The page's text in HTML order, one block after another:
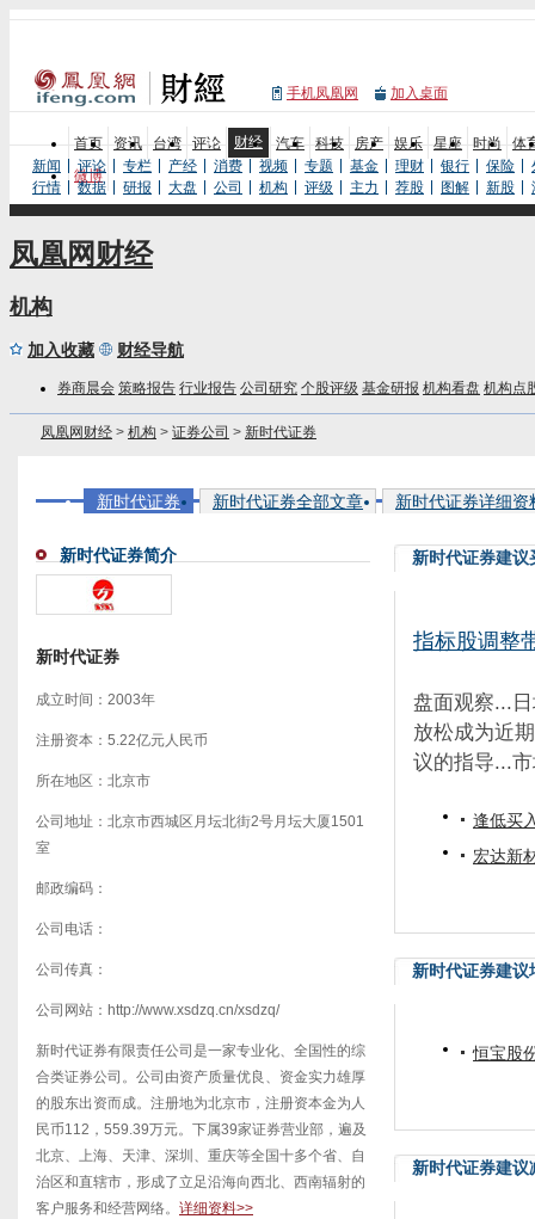
手机凤凰网 加入桌面
首页 资讯 台湾 评论 财经 汽车 科技 房产 娱乐 星座 时尚
体
微博
新闻 评论 专栏 产经 消费 视频 专题 基金 理财 银行 保险
行情
数据 研报 大盘 公司 机构 评级 主力 荐股 图解 新股
凤凰网财经
机构
加入收藏 财经导航
券商晨会 策略报告 行业报告 公司研究 个股评级 基金研报 机构看盘 机构点
凤凰网财经 > 机构 > 证券公司 > 新时代证券
新时代证券 新时代证券全部文章 新时代证券详细资
新时代证券简介
新时代证券
成立时间：2003年
注册资本：5.22亿元人民币
所在地区：北京市
公司地址：北京市西城区月坛北街2号月坛大厦1501
室
邮政编码：
公司电话：
公司传真：
公司网站：http://www.xsdzq.cn/xsdzq/
新时代证券有限责任公司是一家专业化、全国性的综
合类证券公司。公司由资产质量优良、资金实力雄厚
的股东出资而成。注册地为北京市，注册资本金为人
民币112，559.39万元。下属39家证券营业部，遍及
北京、上海、天津、深圳、重庆等全国十多个省、自
治区和直辖市，形成了立足沿海向西北、西南辐射的
客户服务和经营网络。 详细资料>>
新时代证券建议
指标股调整
盘面观察...
放松成为近
议的指导...
逢低买
宏达新
新时代证券建议
恒宝股
新时代证券建议